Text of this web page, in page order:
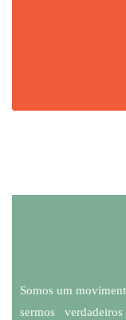
Somos um
sermos